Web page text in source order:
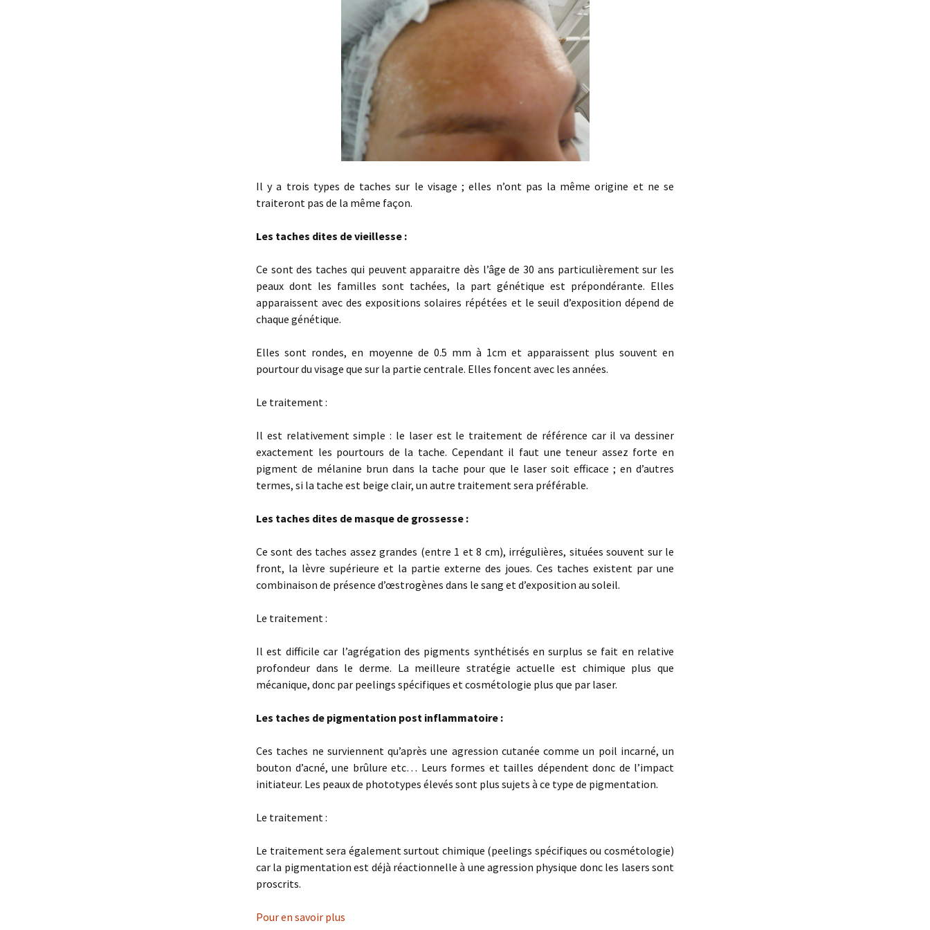
Ultrasons focalisés pour
le corps
Radiofréquence +
Carboxytherapie
Peelings Chimiques
Micro-Needling
Mésolift
Skinbooster
Cryolipolyse
La nouvelle formule de
Epilation
Gommer l’acide
Hyperpigmentation
Rhinoplastie médicale
Carboxythérapie
L.E.D.
Le Soin Inpure : soin
hydra-facial coréen pour
une Peau Hydratée et
Éclatante
régénérative
Il y a trois types de taches sur le visage ; elles n’ont pas la même origine et ne se
traiteront pas de la même façon.
Les taches dites de vieillesse :
Ce sont des taches qui peuvent apparaitre dès l’âge de 30 ans particulièrement sur les
peaux dont les familles sont tachées, la part génétique est prépondérante. Elles
apparaissent avec des expositions solaires répétées et le seuil d’exposition dépend de
chaque génétique.
Elles sont rondes, en moyenne de 0.5 mm à 1cm et apparaissent plus souvent en
pourtour du visage que sur la partie centrale. Elles foncent avec les années.
Le traitement :
Il est relativement simple : le laser est le traitement de référence car il va dessiner
exactement les pourtours de la tache. Cependant il faut une teneur assez forte en
pigment de mélanine brun dans la tache pour que le laser soit efficace ; en d’autres
termes, si la tache est beige clair, un autre traitement sera préférable.
Les taches dites de masque de grossesse :
Ce sont des taches assez grandes (entre 1 et 8 cm), irrégulières, situées souvent sur le
front, la lèvre supérieure et la partie externe des joues. Ces taches existent par une
combinaison de présence d’œstrogènes dans le sang et d’exposition au soleil.
Le traitement :
Il est difficile car l’agrégation des pigments synthétisés en surplus se fait en relative
profondeur dans le derme. La meilleure stratégie actuelle est chimique plus que
mécanique, donc par peelings spécifiques et cosmétologie plus que par laser.
Les taches de pigmentation post inflammatoire :
Ces taches ne surviennent qu’après une agression cutanée comme un poil incarné, un
bouton d’acné, une brûlure etc… Leurs formes et tailles dépendent donc de l’impact
initiateur. Les peaux de phototypes élevés sont plus sujets à ce type de pigmentation.
Le traitement :
Le traitement sera également surtout chimique (peelings spécifiques ou cosmétologie)
car la pigmentation est déjà réactionnelle à une agression physique donc les lasers sont
proscrits.
Pour en savoir plus